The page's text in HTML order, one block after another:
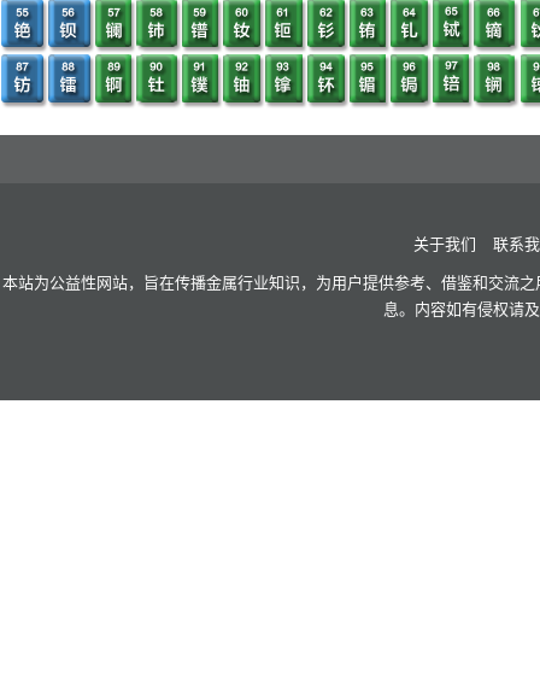
3.1.2 石油焦S 2%max 3%max中国出厂
3.1.3 直径400mm普通功率石墨电极中国出厂
3.1.4 直径400mm/500mm高功率石墨电极中国出厂
3.1.5 直径500mm/600mm超高功率石墨电极中国出厂
3.2.1 预焙阳极S 3.0%max中国离岸
关于我们 联系
本站为公益性网站，旨在传播金属行业知识，为用户提供参考、借鉴和交流
息。内容如有侵权请